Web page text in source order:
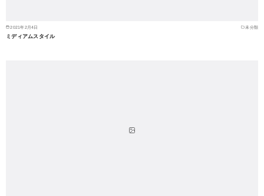
2021年2月4日 未分類
ミディアムスタイル